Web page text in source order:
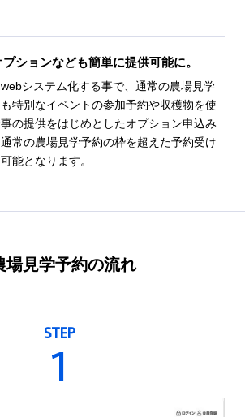
ションなども簡単に提供可能に。
システム化する事で、通常の農場見学
特別なイベントの参加予約や収穫物を使
の提供をはじめとしたオプション申込み
常の農場見学予約の枠を超えた予約受け
能となります。
場見学予約の流れ
STEP
1